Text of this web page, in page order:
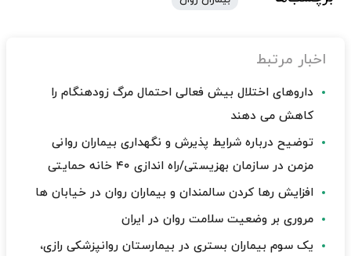
اخبار مرتبط
داروهای اختلال بیش فعالی احتمال مرگ زودهنگام را
کاهش می دهند
توضیح درباره شرایط پذیرش و نگهداری بیماران روانی
مزمن در سازمان بهزیستی/راه اندازی ۴۰ خانه حمایتی
افزایش رها کردن سالمندان و بیماران روان در خیابان ها
مروری بر وضعیت سلامت روان در ایران
یک سوم بیماران بستری در بیمارستان روانپزشکی رازی،